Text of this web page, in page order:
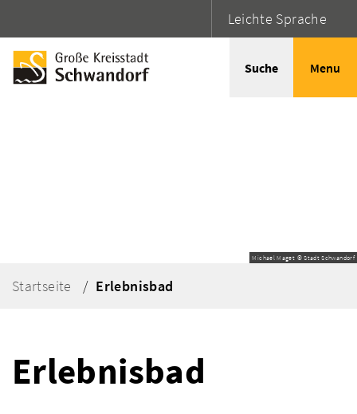
Leichte Sprache
Suche Menu
Michael Maget © Stadt Schwandorf
Startseite Erlebnisbad
Erlebnisbad